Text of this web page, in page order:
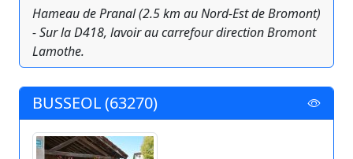
Hameau de Pranal (2.5 km au Nord-Est de Bromont)
- Sur la D418, lavoir au carrefour direction Bromont
Lamothe.
BUSSEOL (63270)